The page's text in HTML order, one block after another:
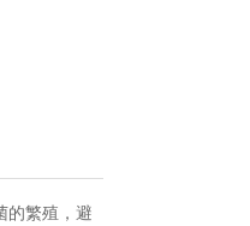
的繁殖，避